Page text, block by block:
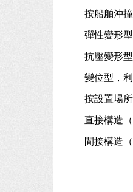
按船舶沖
彈性變形
抗壓變形
變位型，
按設置場所
直接構造
間接構造